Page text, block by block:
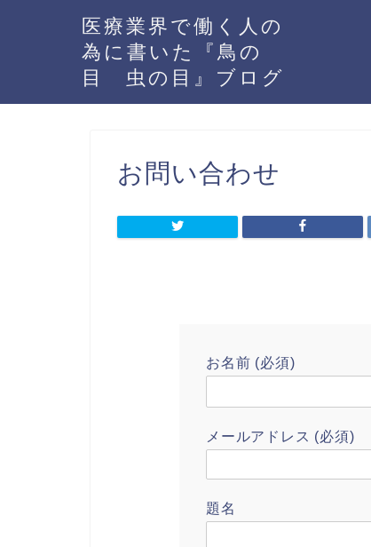
医療業界で働く人の
為に書いた『鳥の
目 虫の目』ブログ
お問い合わせ
お名前 (必須)
メールアドレス (必須)
題名